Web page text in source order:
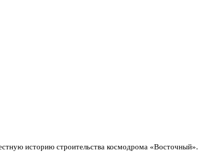
историю строительства космодрома «Восточный».